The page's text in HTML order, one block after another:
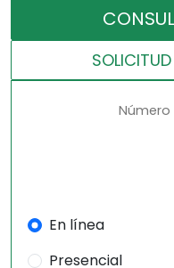
En línea
Presencial